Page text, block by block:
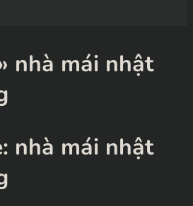
nhà mái nhật
nhà mái nhật